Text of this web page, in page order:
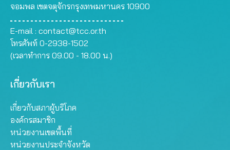
จอมพล เขตจตุจักรกรุงเทพมหานคร 10900
E-mail : contact@tcc.or.th
โทรศัพท์ 0-2938-1502
(เวลาทำการ 09.00 - 18.00 น.)
เกี่ยวกับเรา
เกี่ยวกับสภาผู้บริโภค
องค์กรสมาชิก
หน่วยงานเขตพื้นที่
หน่วยงานประจำจังหวัด